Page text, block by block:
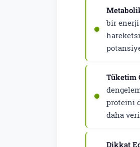
bir
Tüketim
proteini
daha
Dikkat